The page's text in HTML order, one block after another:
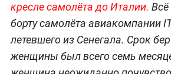
кресле самолёта до Италии.
борту самолёта авиакомпании
летевшего из Сенегала. Срок
женщины был всего семь